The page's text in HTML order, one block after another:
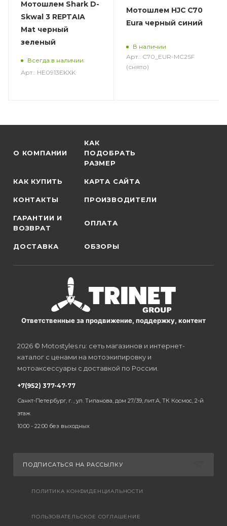
Мотошлем Shark D-
Skwal 3 REPTAIA
Mat черный
зеленый
Всегда в наличии
Арт.: HE0913EKXK
Мотошлем HJC C70
Eura черный синий
В наличии
Арт.: C70_EUR-MC2SF
(снято)
О КОМПАНИИ
КАК
ПОДОБРАТЬ
РАЗМЕР
КАК КУПИТЬ КАРТА САЙТА
КОНТАКТЫ ПРОИЗВОДИТЕЛИ
ГАРАНТИИ И
ВОЗВРАТ
ОПЛАТА
ДОСТАВКА ОБЗОРЫ
Ответственные за продвижение, поддержку, контент
2026 © Motostyles.ru: сеть магазинов и интернет-
каталог с ценами на мотоэкипировку и
мотоаксессуары с доставкой по России.
+7(952) 377-47-77
Санкт-Петербург, г. , ул. Типанова, дом 27/39, лит.А, ТК Космос, 2-й
этаж
10:00 - 22:00 без выходных
ПОДПИСАТЬСЯ НА РАССЫЛКУ
ПОЛИТИКА КОНФИДЕНЦИАЛЬНОСТИ
ПОЛЬЗОВАТЕЛЬСКОЕ СОГЛАШЕНИЕ